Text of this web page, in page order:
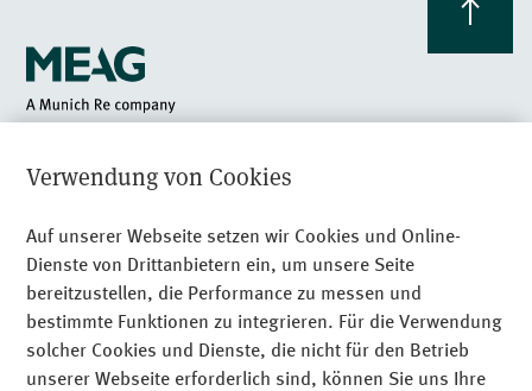
Am Münchner Tor 1
80805 München
Recht­li­che Hinweise
Datenschutz
Impressum
Verwendung von Cookies
Auf unserer Webseite setzen wir Cookies und Online-
Dienste von Drittanbietern ein, um unsere Seite
bereitzustellen, die Performance zu messen und
bestimmte Funktionen zu integrieren. Für die Verwendung
solcher Cookies und Dienste, die nicht für den Betrieb
unserer Webseite erforderlich sind, können Sie uns Ihre